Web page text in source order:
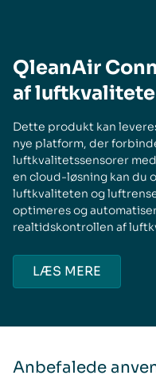
QleanAir
af
Dette produkt kan
nye platform, der
luftkvalitetssensorer
en cloud-løsning kan du
luftkvaliteten og
optimeres og
realtidskontrollen af
LÆS MERE
Anbefalede